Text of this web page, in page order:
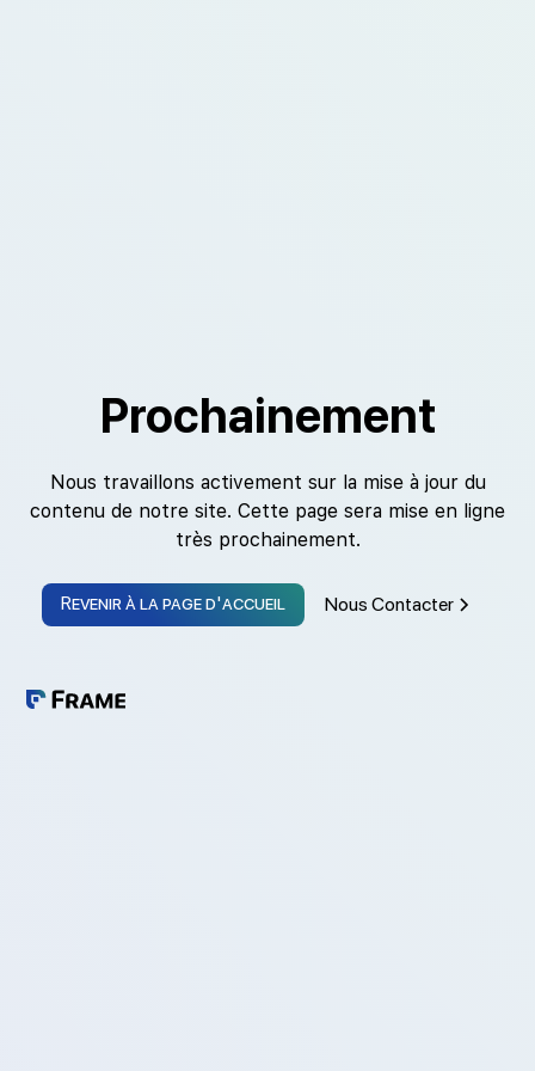
Prochainement
Nous travaillons activement sur la mise à jour du
contenu de notre site. Cette page sera mise en ligne
très prochainement.
Revenir à la page d'accueil Nous Contacter